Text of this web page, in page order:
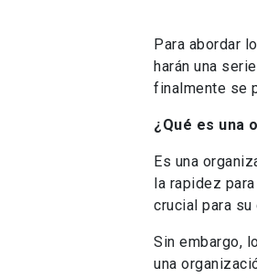
Para abordar
harán una
finalmente se
¿Qué es una
Es una
la rapidez
crucial para
Sin embargo,
una